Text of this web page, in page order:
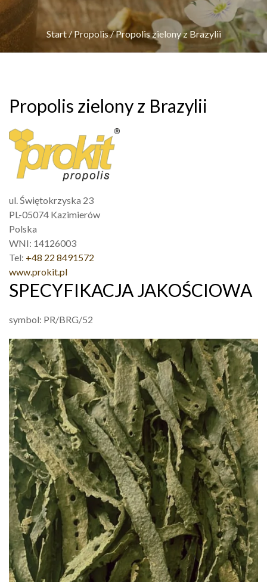
Start/Propolis/Propolis zielony z Brazylii
Propolis zielony z Brazylii
ul. Świętokrzyska 23
PL-05074 Kazimierów
Polska
WNI: 14126003
Tel: +48 22 8491572
www.prokit.pl
SPECYFIKACJA JAKOŚCIOWA
symbol: PR/BRG/52